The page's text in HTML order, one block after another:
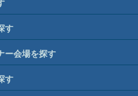
す
ー会場を探す
す